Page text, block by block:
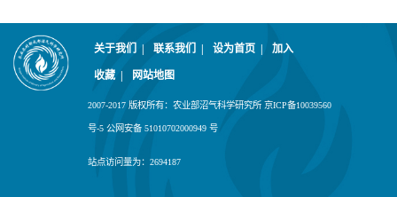
关于我们 | 联系我们 | 设为首页 | 加入
收藏 | 网站地图
2007-2017 版权所有：农业部沼气科学研究所 京ICP备10039560
号-5 公网安备 51010702000949 号
站点访问量为： 2694187